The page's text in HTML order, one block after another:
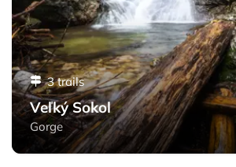
3 trails
Veľký Sokol
Gorge